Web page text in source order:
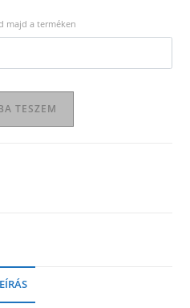
majd a terméken
TESZEM